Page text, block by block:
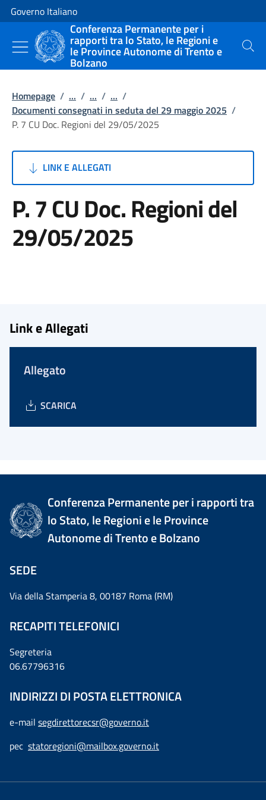
Vai al contenuto
Vai alla navigazione del sito
Governo Italiano
Conferenza Permanente per i
rapporti tra lo Stato, le Regioni e
le Province Autonome di Trento e
Bolzano
Cerca
Homepage / ... / ... / ... /
Documenti consegnati in seduta del 29 maggio 2025 /
P. 7 CU Doc. Regioni del 29/05/2025
LINK E ALLEGATI
P. 7 CU Doc. Regioni del
29/05/2025
Link e Allegati
Allegato
SCARICA
Conferenza Permanente per i rapporti tra
lo Stato, le Regioni e le Province
Autonome di Trento e Bolzano
SEDE
Via della Stamperia 8, 00187 Roma (RM)
RECAPITI TELEFONICI
Segreteria
06.67796316
INDIRIZZI DI POSTA ELETTRONICA
e-mail segdirettorecsr@governo.it
pec statoregioni@mailbox.governo.it